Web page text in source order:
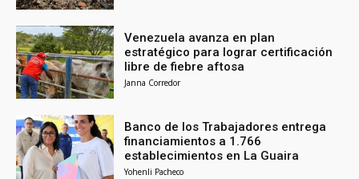
Venezuela avanza en plan
estratégico para lograr certificación
libre de fiebre aftosa
Janna Corredor
Banco de los Trabajadores entrega
financiamientos a 1.766
establecimientos en La Guaira
Yohenli Pacheco